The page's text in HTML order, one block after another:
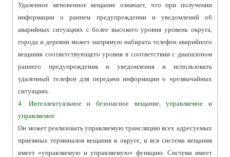
Удаленное мгновенное вещание означает, что при получении
информации о раннем предупреждении и уведомлений об
аварийных ситуациях с более высокого уровня уровень округа,
города и деревни может напрямую набирать телефон аварийного
вещания соответствующего уровня в соответствии с диапазоном
раннего предупреждения и уведомления и использовать
удаленный телефон для передачи информации о чрезвычайных
ситуациях.
4. Интеллектуальное и безопасное вещание, управляемое и
управляемое
Он может реализовать управляемую трансляцию всех адресуемых
приемных терминалов вещания в округе, и вся система вещания
имеет «управляемую и управляемую» функцию. Система имеет